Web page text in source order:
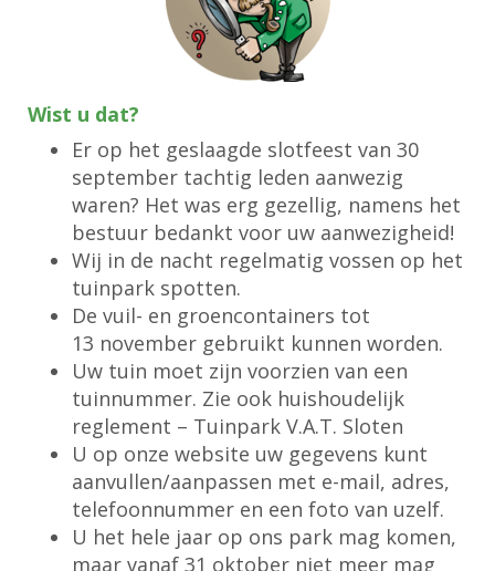
Wist u dat?
Er op het geslaagde slotfeest van 30
september tachtig leden aanwezig
waren? Het was erg gezellig, namens het
bestuur bedankt voor uw aanwezigheid!
Wij in de nacht regelmatig vossen op het
tuinpark spotten.
De vuil- en groencontainers tot
13 november gebruikt kunnen worden.
Uw tuin moet zijn voorzien van een
tuinnummer. Zie ook huishoudelijk
reglement – Tuinpark V.A.T. Sloten
U op onze website uw gegevens kunt
aanvullen/aanpassen met e-mail, adres,
telefoonnummer en een foto van uzelf.
U het hele jaar op ons park mag komen,
maar vanaf 31 oktober niet meer mag